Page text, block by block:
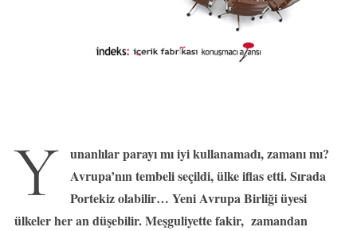
Y
unanlılar parayı mı iyi kullanamadı, zamanı mı?
Avrupa’nın tembeli seçildi, ülke iflas etti. Sırada
Portekiz olabilir… Yeni Avrupa Birliği üyesi
ülkeler her an düşebilir. Meşguliyette fakir, zamandan